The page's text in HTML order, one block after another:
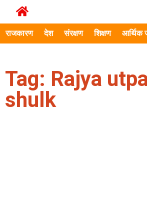
राजकारण देश संरक्षण शिक्षण आर्थिक
Tag: Rajya
shulk